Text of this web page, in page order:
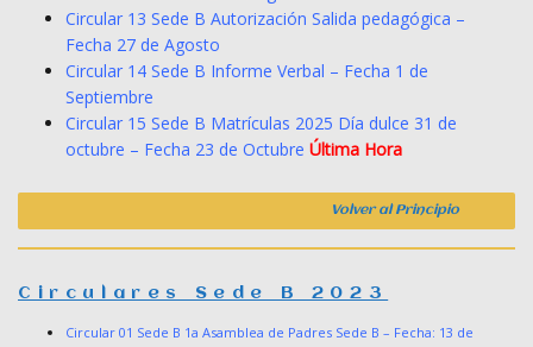
Circular 13 Sede B Autorización Salida pedagógica –
Fecha 27 de Agosto
Circular 14 Sede B Informe Verbal – Fecha 1 de
Septiembre
Circular 15 Sede B Matrículas 2025 Día dulce 31 de
octubre – Fecha 23 de Octubre Última Hora
Volver al Principio
Circulares Sede B 2023
Circular 01 Sede B 1a Asamblea de Padres Sede B – Fecha: 13 de